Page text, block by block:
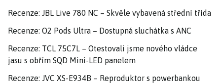
Recenze: JBL Live 780 NC – Skvěle vybavená střední třída
Recenze: O2 Pods Ultra – Dostupná sluchátka s ANC
Recenze: TCL 75C7L – Otestovali jsme nového vládce
jasu s obřím SQD Mini-LED panelem
Recenze: JVC XS-E934B – Reproduktor s powerbankou